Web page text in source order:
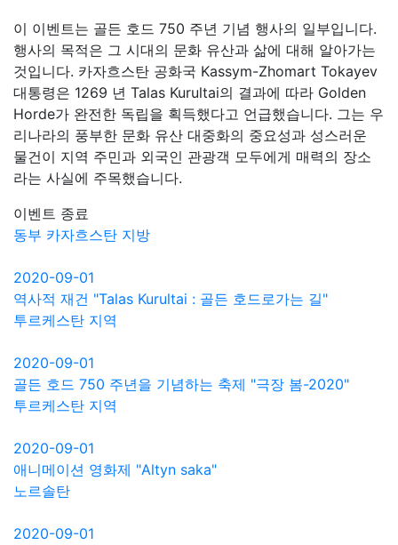
이 이벤트는 골든 호드 750 주년 기념 행사의 일부입니다.
행사의 목적은 그 시대의 문화 유산과 삶에 대해 알아가는
것입니다. 카자흐스탄 공화국 Kassym-Zhomart Tokayev
대통령은 1269 년 Talas Kurultai의 결과에 따라 Golden
Horde가 완전한 독립을 획득했다고 언급했습니다. 그는 우
리나라의 풍부한 문화 유산 대중화의 중요성과 성스러운
물건이 지역 주민과 외국인 관광객 모두에게 매력의 장소
라는 사실에 주목했습니다.
이벤트 종료
동부 카자흐스탄 지방
2020-09-01
역사적 재건 "Talas Kurultai : 골든 호드로가는 길"
투르케스탄 지역
2020-09-01
골든 호드 750 주년을 기념하는 축제 "극장 봄-2020"
투르케스탄 지역
2020-09-01
애니메이션 영화제 "Altyn saka"
노르솔탄
2020-09-01